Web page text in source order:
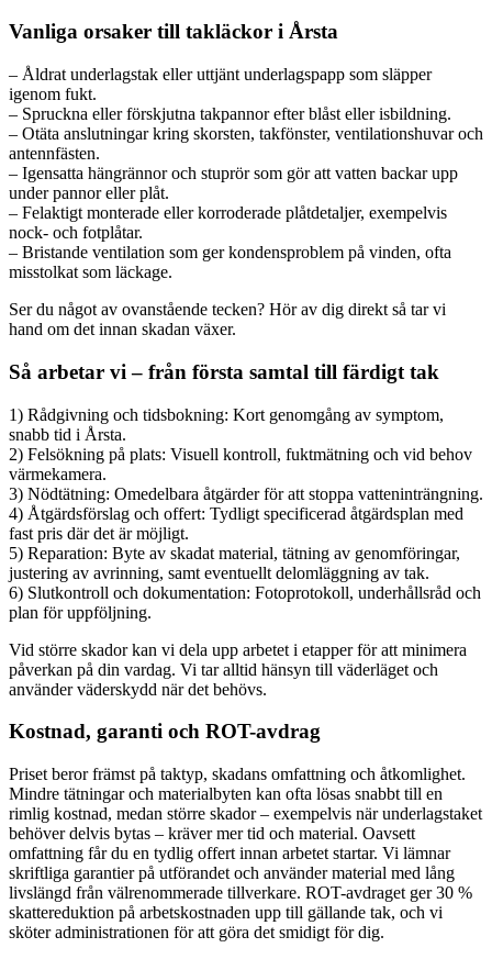
Vanliga orsaker till takläckor i Årsta
– Åldrat underlagstak eller uttjänt underlagspapp som släpper
igenom fukt.
– Spruckna eller förskjutna takpannor efter blåst eller isbildning.
– Otäta anslutningar kring skorsten, takfönster, ventilationshuvar och
antennfästen.
– Igensatta hängrännor och stuprör som gör att vatten backar upp
under pannor eller plåt.
– Felaktigt monterade eller korroderade plåtdetaljer, exempelvis
nock- och fotplåtar.
– Bristande ventilation som ger kondensproblem på vinden, ofta
misstolkat som läckage.
Ser du något av ovanstående tecken? Hör av dig direkt så tar vi
hand om det innan skadan växer.
Så arbetar vi – från första samtal till färdigt tak
1) Rådgivning och tidsbokning: Kort genomgång av symptom,
snabb tid i Årsta.
2) Felsökning på plats: Visuell kontroll, fuktmätning och vid behov
värmekamera.
3) Nödtätning: Omedelbara åtgärder för att stoppa vatteninträngning.
4) Åtgärdsförslag och offert: Tydligt specificerad åtgärdsplan med
fast pris där det är möjligt.
5) Reparation: Byte av skadat material, tätning av genomföringar,
justering av avrinning, samt eventuellt delomläggning av tak.
6) Slutkontroll och dokumentation: Fotoprotokoll, underhållsråd och
plan för uppföljning.
Vid större skador kan vi dela upp arbetet i etapper för att minimera
påverkan på din vardag. Vi tar alltid hänsyn till väderläget och
använder väderskydd när det behövs.
Kostnad, garanti och ROT-avdrag
Priset beror främst på taktyp, skadans omfattning och åtkomlighet.
Mindre tätningar och materialbyten kan ofta lösas snabbt till en
rimlig kostnad, medan större skador – exempelvis när underlagstaket
behöver delvis bytas – kräver mer tid och material. Oavsett
omfattning får du en tydlig offert innan arbetet startar. Vi lämnar
skriftliga garantier på utförandet och använder material med lång
livslängd från välrenommerade tillverkare. ROT-avdraget ger 30 %
skattereduktion på arbetskostnaden upp till gällande tak, och vi
sköter administrationen för att göra det smidigt för dig.